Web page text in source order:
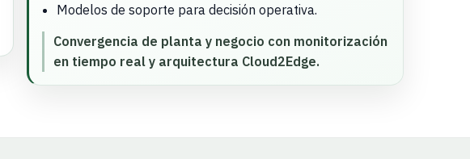
Modelos de soporte para decisión operativa.
Convergencia de planta y negocio con monitorización
en tiempo real y arquitectura Cloud2Edge.